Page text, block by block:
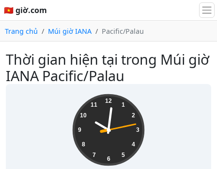
🇻🇳 giờ.com
Trang chủ Múi giờ IANA Pacific/Palau
Thời gian hiện tại trong Múi giờ
IANA Pacific/Palau
12
1
2
3
4
5
6
7
8
9
10
11